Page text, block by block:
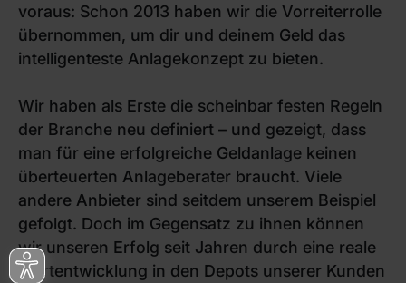
voraus: Schon 2013 haben wir die Vorreiterrolle
übernommen, um dir und deinem Geld das
intelligenteste Anlagekonzept zu bieten.
Wir haben als Erste die scheinbar festen Regeln
der Branche neu definiert – und gezeigt, dass
man für eine erfolgreiche Geldanlage keinen
überteuerten Anlageberater braucht. Viele
andere Anbieter sind seitdem unserem Beispiel
gefolgt. Doch im Gegensatz zu ihnen können
wir unseren Erfolg seit Jahren durch eine reale
Wertentwicklung in den Depots unserer Kunden